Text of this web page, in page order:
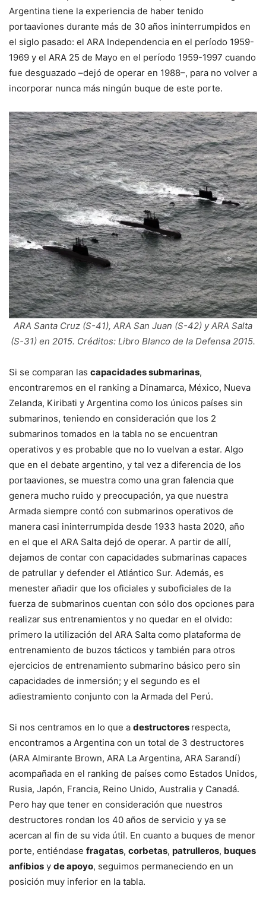
Argentina tiene la experiencia de haber tenido
portaaviones durante más de 30 años ininterrumpidos en
el siglo pasado: el ARA Independencia en el período 1959-
1969 y el ARA 25 de Mayo en el período 1959-1997 cuando
fue desguazado –dejó de operar en 1988–, para no volver a
incorporar nunca más ningún buque de este porte.
ARA Santa Cruz (S-41), ARA San Juan (S-42) y ARA Salta
(S-31) en 2015. Créditos: Libro Blanco de la Defensa 2015.
Si se comparan las capacidades submarinas,
encontraremos en el ranking a Dinamarca, México, Nueva
Zelanda, Kiribati y Argentina como los únicos países sin
submarinos, teniendo en consideración que los 2
submarinos tomados en la tabla no se encuentran
operativos y es probable que no lo vuelvan a estar. Algo
que en el debate argentino, y tal vez a diferencia de los
portaaviones, se muestra como una gran falencia que
genera mucho ruido y preocupación, ya que nuestra
Armada siempre contó con submarinos operativos de
manera casi ininterrumpida desde 1933 hasta 2020, año
en el que el ARA Salta dejó de operar. A partir de allí,
dejamos de contar con capacidades submarinas capaces
de patrullar y defender el Atlántico Sur. Además, es
menester añadir que los oficiales y suboficiales de la
fuerza de submarinos cuentan con sólo dos opciones para
realizar sus entrenamientos y no quedar en el olvido:
primero la utilización del ARA Salta como plataforma de
entrenamiento de buzos tácticos y también para otros
ejercicios de entrenamiento submarino básico pero sin
capacidades de inmersión; y el segundo es el
adiestramiento conjunto con la Armada del Perú.
Si nos centramos en lo que a destructores respecta,
encontramos a Argentina con un total de 3 destructores
(ARA Almirante Brown, ARA La Argentina, ARA Sarandí)
acompañada en el ranking de países como Estados Unidos,
Rusia, Japón, Francia, Reino Unido, Australia y Canadá.
Pero hay que tener en consideración que nuestros
destructores rondan los 40 años de servicio y ya se
acercan al fin de su vida útil. En cuanto a buques de menor
porte, entiéndase fragatas, corbetas, patrulleros, buques
anfibios y de apoyo, seguimos permaneciendo en un
posición muy inferior en la tabla.